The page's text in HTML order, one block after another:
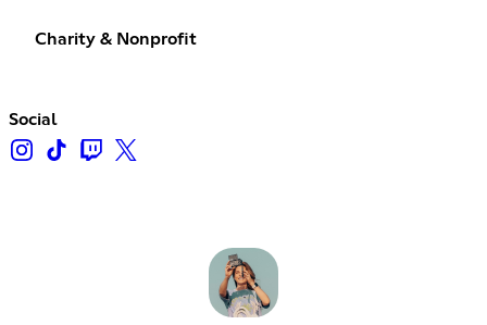
Charity & Nonprofit
Social